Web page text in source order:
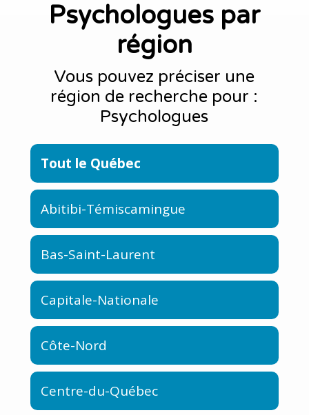
Psychologues par
région
Vous pouvez préciser une
région de recherche pour :
Psychologues
Tout le Québec
Abitibi-Témiscamingue
Bas-Saint-Laurent
Capitale-Nationale
Côte-Nord
Centre-du-Québec